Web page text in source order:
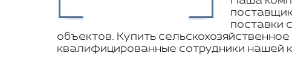
поставки
объектов. Купить
квалифицированные сотрудники нашей